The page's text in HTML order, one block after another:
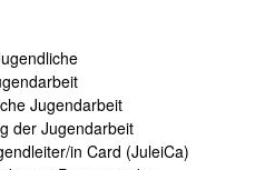
Jugendarbeit
der Jugendarbeit
in Card (JuleiCa)